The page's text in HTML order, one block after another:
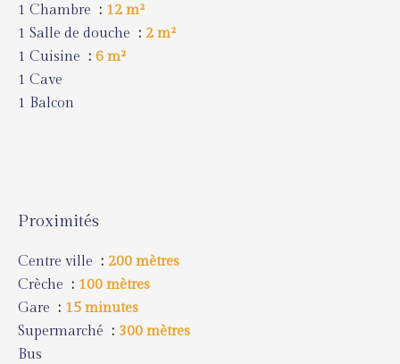
1 Chambre
12 m²
1 Salle de douche
2 m²
1 Cuisine
6 m²
1 Cave
1 Balcon
Proximités
Centre ville
200 mètres
Crèche
100 mètres
Gare
15 minutes
Supermarché
300 mètres
Bus